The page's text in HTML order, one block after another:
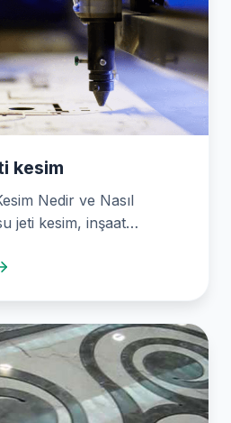
kesim
Nedir ve Nasıl
jeti kesim, inşaat…